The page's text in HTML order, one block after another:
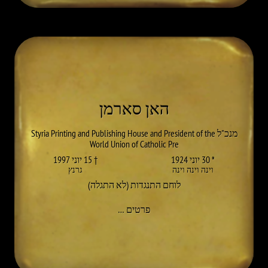
האן סארמן
מנכ"ל Styria Printing and Publishing House and President of the
World Union of Catholic Pre
* 30 יוני 1924
וינה וינה וינה
† 15 יוני 1997
גרנץ
לוחם התנגדות (לא התגלה)
פרטים …